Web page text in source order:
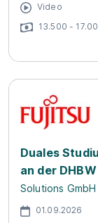
Video
13.500 -
Duales
an der
Solutions GmbH
01.09.2026